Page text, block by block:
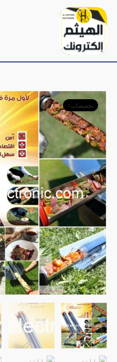
تخطي
المحتوى
تخفيضات!
السعر
الأصلي
هو:
﷼13,000.
السعر
الحالي
هو:
﷼9,900.
كمية
طباخة
شمسية
تركية
يطبخ
من
اشعة
الشمس
مباشرة